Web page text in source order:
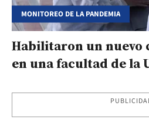
MONITOREO DE LA PANDEMIA
Habilitaron un nuevo
en una facultad de la